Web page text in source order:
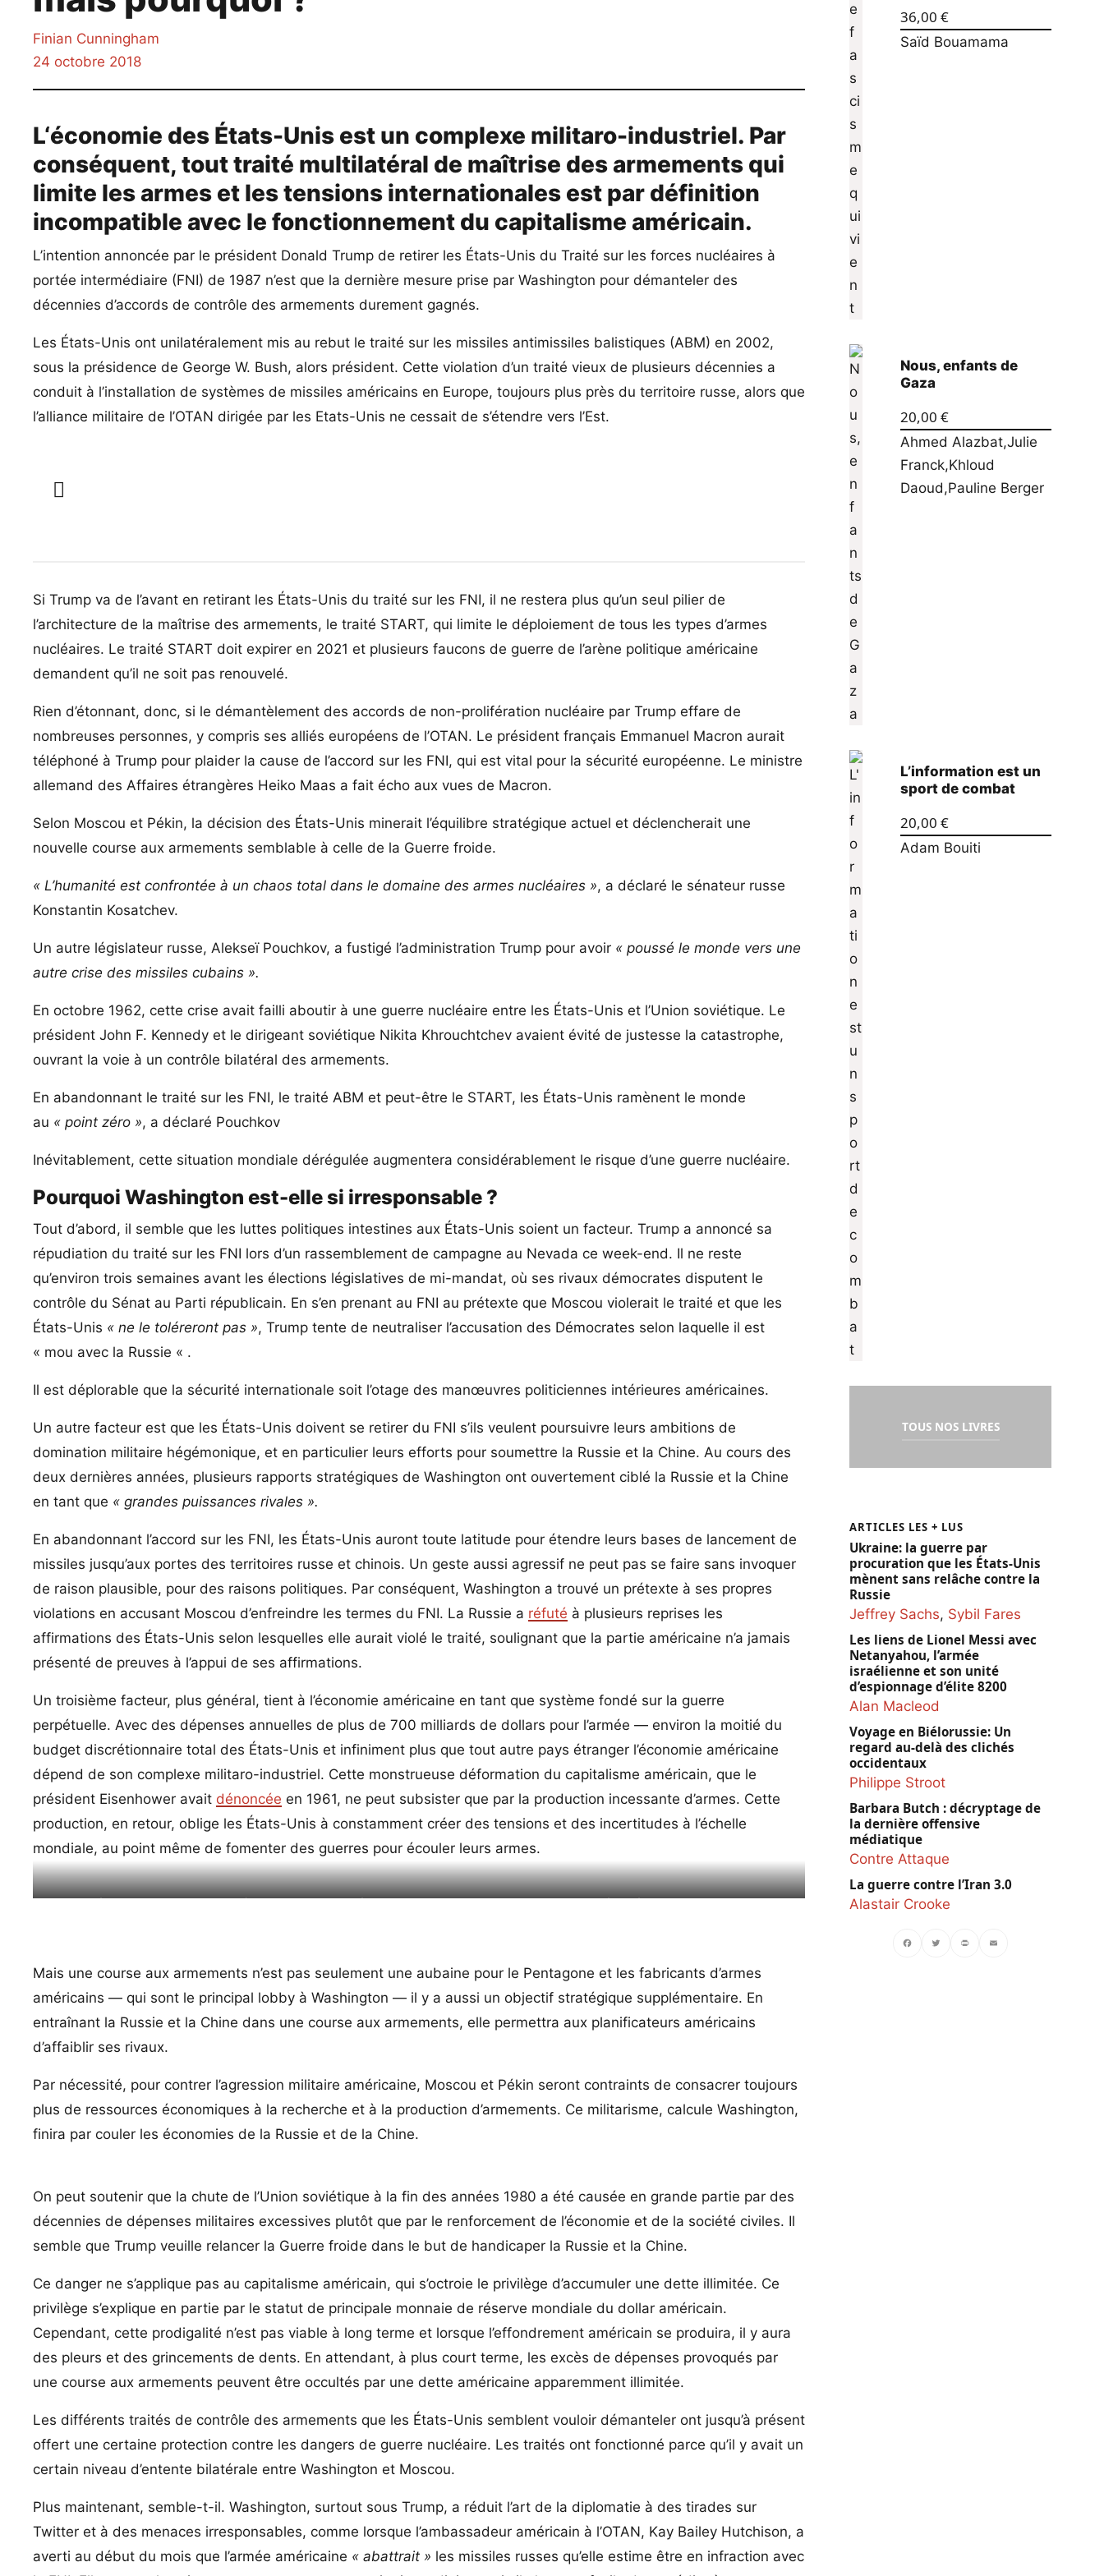
Finian Cunningham
24 octobre 2018
L‘économie des États-Unis est un complexe militaro-industriel. Par
conséquent, tout traité multilatéral de maîtrise des armements qui
limite les armes et les tensions internationales est par définition
incompatible avec le fonctionnement du capitalisme américain.
L’intention annoncée par le président Donald Trump de retirer les États-Unis du Traité sur les forces nucléaires à
portée intermédiaire (FNI) de 1987 n’est que la dernière mesure prise par Washington pour démanteler des
décennies d’accords de contrôle des armements durement gagnés.
Les États-Unis ont unilatéralement mis au rebut le traité sur les missiles antimissiles balistiques (ABM) en 2002,
sous la présidence de George W. Bush, alors président. Cette violation d’un traité vieux de plusieurs décennies a
conduit à l’installation de systèmes de missiles américains en Europe, toujours plus près du territoire russe, alors que
l’alliance militaire de l’OTAN dirigée par les Etats-Unis ne cessait de s’étendre vers l’Est.
Si Trump va de l’avant en retirant les États-Unis du traité sur les FNI, il ne restera plus qu’un seul pilier de
l’architecture de la maîtrise des armements, le traité START, qui limite le déploiement de tous les types d’armes
nucléaires. Le traité START doit expirer en 2021 et plusieurs faucons de guerre de l’arène politique américaine
demandent qu’il ne soit pas renouvelé.
Rien d’étonnant, donc, si le démantèlement des accords de non-prolifération nucléaire par Trump effare de
nombreuses personnes, y compris ses alliés européens de l’OTAN. Le président français Emmanuel Macron aurait
téléphoné à Trump pour plaider la cause de l’accord sur les FNI, qui est vital pour la sécurité européenne. Le ministre
allemand des Affaires étrangères Heiko Maas a fait écho aux vues de Macron.
Selon Moscou et Pékin, la décision des États-Unis minerait l’équilibre stratégique actuel et déclencherait une
nouvelle course aux armements semblable à celle de la Guerre froide.
« L’humanité est confrontée à un chaos total dans le domaine des armes nucléaires », a déclaré le sénateur russe
Konstantin Kosatchev.
Un autre législateur russe, Alekseï Pouchkov, a fustigé l’administration Trump pour avoir « poussé le monde vers une
autre crise des missiles cubains ».
En octobre 1962, cette crise avait failli aboutir à une guerre nucléaire entre les États-Unis et l’Union soviétique. Le
président John F. Kennedy et le dirigeant soviétique Nikita Khrouchtchev avaient évité de justesse la catastrophe,
ouvrant la voie à un contrôle bilatéral des armements.
En abandonnant le traité sur les FNI, le traité ABM et peut-être le START, les États-Unis ramènent le monde
au « point zéro », a déclaré Pouchkov
Inévitablement, cette situation mondiale dérégulée augmentera considérablement le risque d’une guerre nucléaire.
Pourquoi Washington est-elle si irresponsable ?
Tout d’abord, il semble que les luttes politiques intestines aux États-Unis soient un facteur. Trump a annoncé sa
répudiation du traité sur les FNI lors d’un rassemblement de campagne au Nevada ce week-end. Il ne reste
qu’environ trois semaines avant les élections législatives de mi-mandat, où ses rivaux démocrates disputent le
contrôle du Sénat au Parti républicain. En s’en prenant au FNI au prétexte que Moscou violerait le traité et que les
États-Unis « ne le toléreront pas », Trump tente de neutraliser l’accusation des Démocrates selon laquelle il est
« mou avec la Russie « .
Il est déplorable que la sécurité internationale soit l’otage des manœuvres politiciennes intérieures américaines.
Un autre facteur est que les États-Unis doivent se retirer du FNI s’ils veulent poursuivre leurs ambitions de
domination militaire hégémonique, et en particulier leurs efforts pour soumettre la Russie et la Chine. Au cours des
deux dernières années, plusieurs rapports stratégiques de Washington ont ouvertement ciblé la Russie et la Chine
en tant que « grandes puissances rivales ».
En abandonnant l’accord sur les FNI, les États-Unis auront toute latitude pour étendre leurs bases de lancement de
missiles jusqu’aux portes des territoires russe et chinois. Un geste aussi agressif ne peut pas se faire sans invoquer
de raison plausible, pour des raisons politiques. Par conséquent, Washington a trouvé un prétexte à ses propres
violations en accusant Moscou d’enfreindre les termes du FNI. La Russie a réfuté à plusieurs reprises les
affirmations des États-Unis selon lesquelles elle aurait violé le traité, soulignant que la partie américaine n’a jamais
présenté de preuves à l’appui de ses affirmations.
Un troisième facteur, plus général, tient à l’économie américaine en tant que système fondé sur la guerre
perpétuelle. Avec des dépenses annuelles de plus de 700 milliards de dollars pour l’armée — environ la moitié du
budget discrétionnaire total des États-Unis et infiniment plus que tout autre pays étranger l’économie américaine
dépend de son complexe militaro-industriel. Cette monstrueuse déformation du capitalisme américain, que le
président Eisenhower avait dénoncée en 1961, ne peut subsister que par la production incessante d’armes. Cette
production, en retour, oblige les États-Unis à constamment créer des tensions et des incertitudes à l’échelle
mondiale, au point même de fomenter des guerres pour écouler leurs armes.
Les dépenses militaires des USA, à elles toute seules, dépassent celles des sept pays suivants conjugués. CréditNational Priorities.org
Mais une course aux armements n’est pas seulement une aubaine pour le Pentagone et les fabricants d’armes
américains — qui sont le principal lobby à Washington — il y a aussi un objectif stratégique supplémentaire. En
entraînant la Russie et la Chine dans une course aux armements, elle permettra aux planificateurs américains
d’affaiblir ses rivaux.
Par nécessité, pour contrer l’agression militaire américaine, Moscou et Pékin seront contraints de consacrer toujours
plus de ressources économiques à la recherche et à la production d’armements. Ce militarisme, calcule Washington,
finira par couler les économies de la Russie et de la Chine.
On peut soutenir que la chute de l’Union soviétique à la fin des années 1980 a été causée en grande partie par des
décennies de dépenses militaires excessives plutôt que par le renforcement de l’économie et de la société civiles. Il
semble que Trump veuille relancer la Guerre froide dans le but de handicaper la Russie et la Chine.
Ce danger ne s’applique pas au capitalisme américain, qui s’octroie le privilège d’accumuler une dette illimitée. Ce
privilège s’explique en partie par le statut de principale monnaie de réserve mondiale du dollar américain.
Cependant, cette prodigalité n’est pas viable à long terme et lorsque l’effondrement américain se produira, il y aura
des pleurs et des grincements de dents. En attendant, à plus court terme, les excès de dépenses provoqués par
une course aux armements peuvent être occultés par une dette américaine apparemment illimitée.
Les différents traités de contrôle des armements que les États-Unis semblent vouloir démanteler ont jusqu’à présent
offert une certaine protection contre les dangers de guerre nucléaire. Les traités ont fonctionné parce qu’il y avait un
certain niveau d’entente bilatérale entre Washington et Moscou.
Plus maintenant, semble-t-il. Washington, surtout sous Trump, a réduit l’art de la diplomatie à des tirades sur
Twitter et à des menaces irresponsables, comme lorsque l’ambassadeur américain à l’OTAN, Kay Bailey Hutchison, a
averti au début du mois que l’armée américaine « abattrait » les missiles russes qu’elle estime être en infraction avec
36,00 €
Saïd Bouamama
Nous, enfants de
Gaza
20,00 €
Ahmed Alazbat,Julie
Franck,Khloud
Daoud,Pauline Berger
L’information est un
sport de combat
20,00 €
Adam Bouiti
TOUS NOS LIVRES
ARTICLES LES + LUS
Ukraine: la guerre par
procuration que les États-Unis
mènent sans relâche contre la
Russie
Jeffrey Sachs, Sybil Fares
Les liens de Lionel Messi avec
Netanyahou, l’armée
israélienne et son unité
d’espionnage d’élite 8200
Alan Macleod
Voyage en Biélorussie: Un
regard au-delà des clichés
occidentaux
Philippe Stroot
Barbara Butch : décryptage de
la dernière offensive
médiatique
Contre Attaque
La guerre contre l’Iran 3.0
Alastair Crooke